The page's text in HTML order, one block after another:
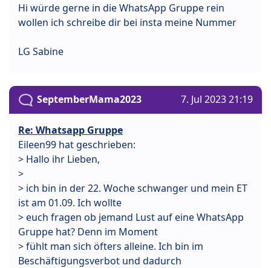
Hi würde gerne in die WhatsApp Gruppe rein
wollen ich schreibe dir bei insta meine Nummer
LG Sabine
SeptemberMama2023 7. Jul 2023 21:19
Re: Whatsapp Gruppe
Eileen99 hat geschrieben:
> Hallo ihr Lieben,
>
> ich bin in der 22. Woche schwanger und mein ET
ist am 01.09. Ich wollte
> euch fragen ob jemand Lust auf eine WhatsApp
Gruppe hat? Denn im Moment
> fühlt man sich öfters alleine. Ich bin im
Beschäftigungsverbot und dadurch